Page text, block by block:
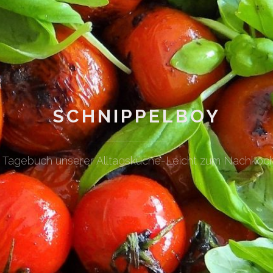
SCHNIPPELBOY
Tagebuch unserer Alltagsküche-Leicht zum